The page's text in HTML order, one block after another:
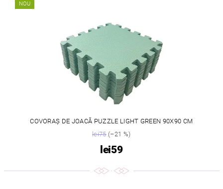
NOU
COVORAȘ DE JOACĂ PUZZLE LIGHT GREEN 90X90 CM
lei75(–21 %)
lei59